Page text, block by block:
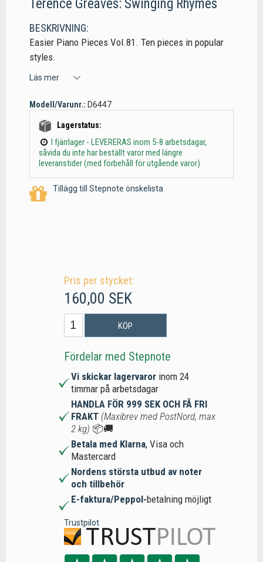
Terence Greaves: Swinging Rhymes
BESKRIVNING:
Easier Piano Pieces Vol.81. Ten pieces in popular
styles.
Läs mer
Modell/Varunr.: D6447
Lagerstatus:
I fjärrlager - LEVERERAS inom 5-8 arbetsdagar,
såvida du inte har beställt varor med längre
leveranstider (med förbehåll för utgående varor)
Tillägg till Stepnote önskelista
Pris per stycket:
160,00 SEK
KÖP
Fördelar med Stepnote
Vi skickar lagervaror inom 24
timmar på arbetsdagar
HANDLA FÖR 999 SEK OCH FÅ FRI
FRAKT (Maxibrev med PostNord, max
2 kg) 📦🚚
Betala med Klarna, Visa och
Mastercard
Nordens största utbud av noter
och tillbehör
E-faktura/Peppol-betalning möjligt
Trustpilot